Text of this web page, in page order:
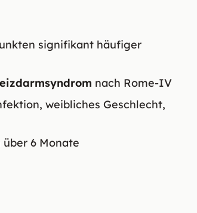
signifikant häufiger
nach Rome-IV
weibliches Geschlecht,
6 Monate